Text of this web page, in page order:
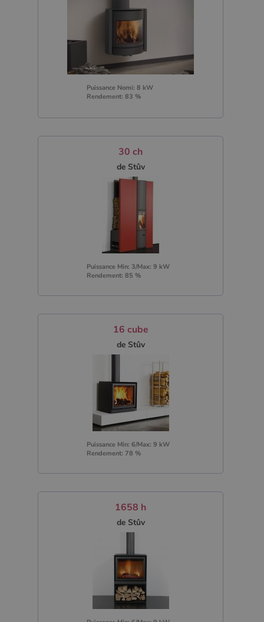
Puissance Nomi: 8 kW
Rendement: 83 %
30 ch
de Stûv
Puissance Min: 3/Max: 9 kW
Rendement: 85 %
16 cube
de Stûv
Puissance Min: 6/Max: 9 kW
Rendement: 78 %
1658 h
de Stûv